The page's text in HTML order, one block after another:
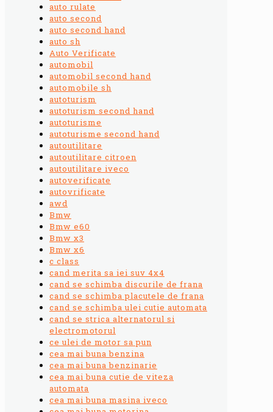
auto rulate
auto second
auto second hand
auto sh
Auto Verificate
automobil
automobil second hand
automobile sh
autoturism
autoturism second hand
autoturisme
autoturisme second hand
autoutilitare
autoutilitare citroen
autoutilitare iveco
autoverificate
autovrificate
awd
Bmw
Bmw e60
Bmw x3
Bmw x6
c class
cand merita sa iei suv 4x4
cand se schimba discurile de frana
cand se schimba placutele de frana
cand se schimba ulei cutie automata
cand se strica alternatorul si
electromotorul
ce ulei de motor sa pun
cea mai buna benzina
cea mai buna benzinarie
cea mai buna cutie de viteza
automata
cea mai buna masina iveco